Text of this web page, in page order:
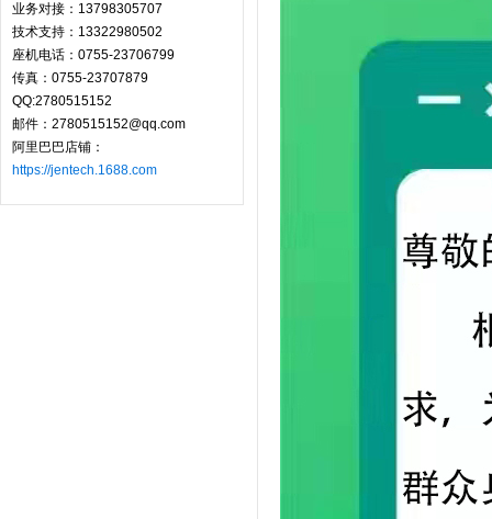
业务对接：13798305707
技术支持：13322980502
座机电话：0755-23706799
传真：0755-23707879
QQ:2780515152
邮件：2780515152@qq.com
阿里巴巴店铺：
https://jentech.1688.com